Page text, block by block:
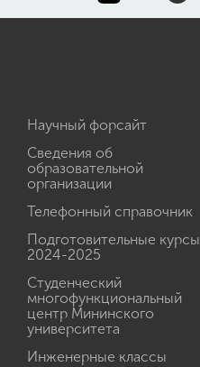
Научный форсайт
Сведения об
образовательной
организации
Телефонный справочник
Подготовительные курсы
2024-2025
Студенческий
многофункциональный
центр Мининского
университета
Инженерные классы